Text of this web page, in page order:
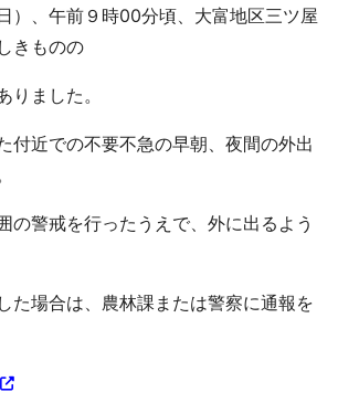
）、午前９時00分頃、大富地区三ツ屋
きものの
りました。
付近での不要不急の早朝、夜間の外出
の警戒を行ったうえで、外に出るよう
た場合は、農林課または警察に通報を